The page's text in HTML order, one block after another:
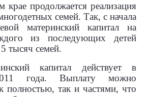
крае продолжается реализация
семей. Так, с начала
материнский капитал на
из последующих детей
тысяч семей.
капитал действует в
года. Выплату можно
полностью, так и частями, что